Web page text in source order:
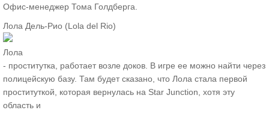
Офис-менеджер Тома Голдберга.
Лола Дель-Рио (Lola del Rio)
Лола
- проститутка, работает возле доков. В игре ее можно найти через
полицейскую базу. Там будет сказано, что Лола стала первой
проституткой, которая вернулась на Star Junction, хотя эту
область и